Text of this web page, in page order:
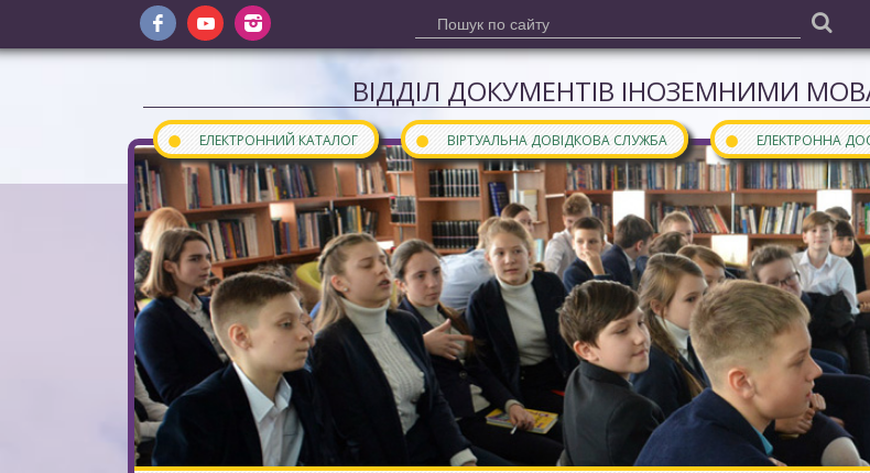
ВІДДІЛ ДОКУМЕНТІВ ІНОЗЕМНИМИ
● ЕЛЕКТРОННИЙ КАТАЛОГ ● ВІРТУАЛЬНА ДОВІДКОВА СЛУЖБА ● ЕЛЕКТРОННА